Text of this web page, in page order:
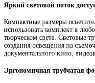
Яркий световой поток
Компактные размеры
использовать комплект в
творческом свете. Световые
создания освещения на
документального кино,
Эргономичная трубчатая